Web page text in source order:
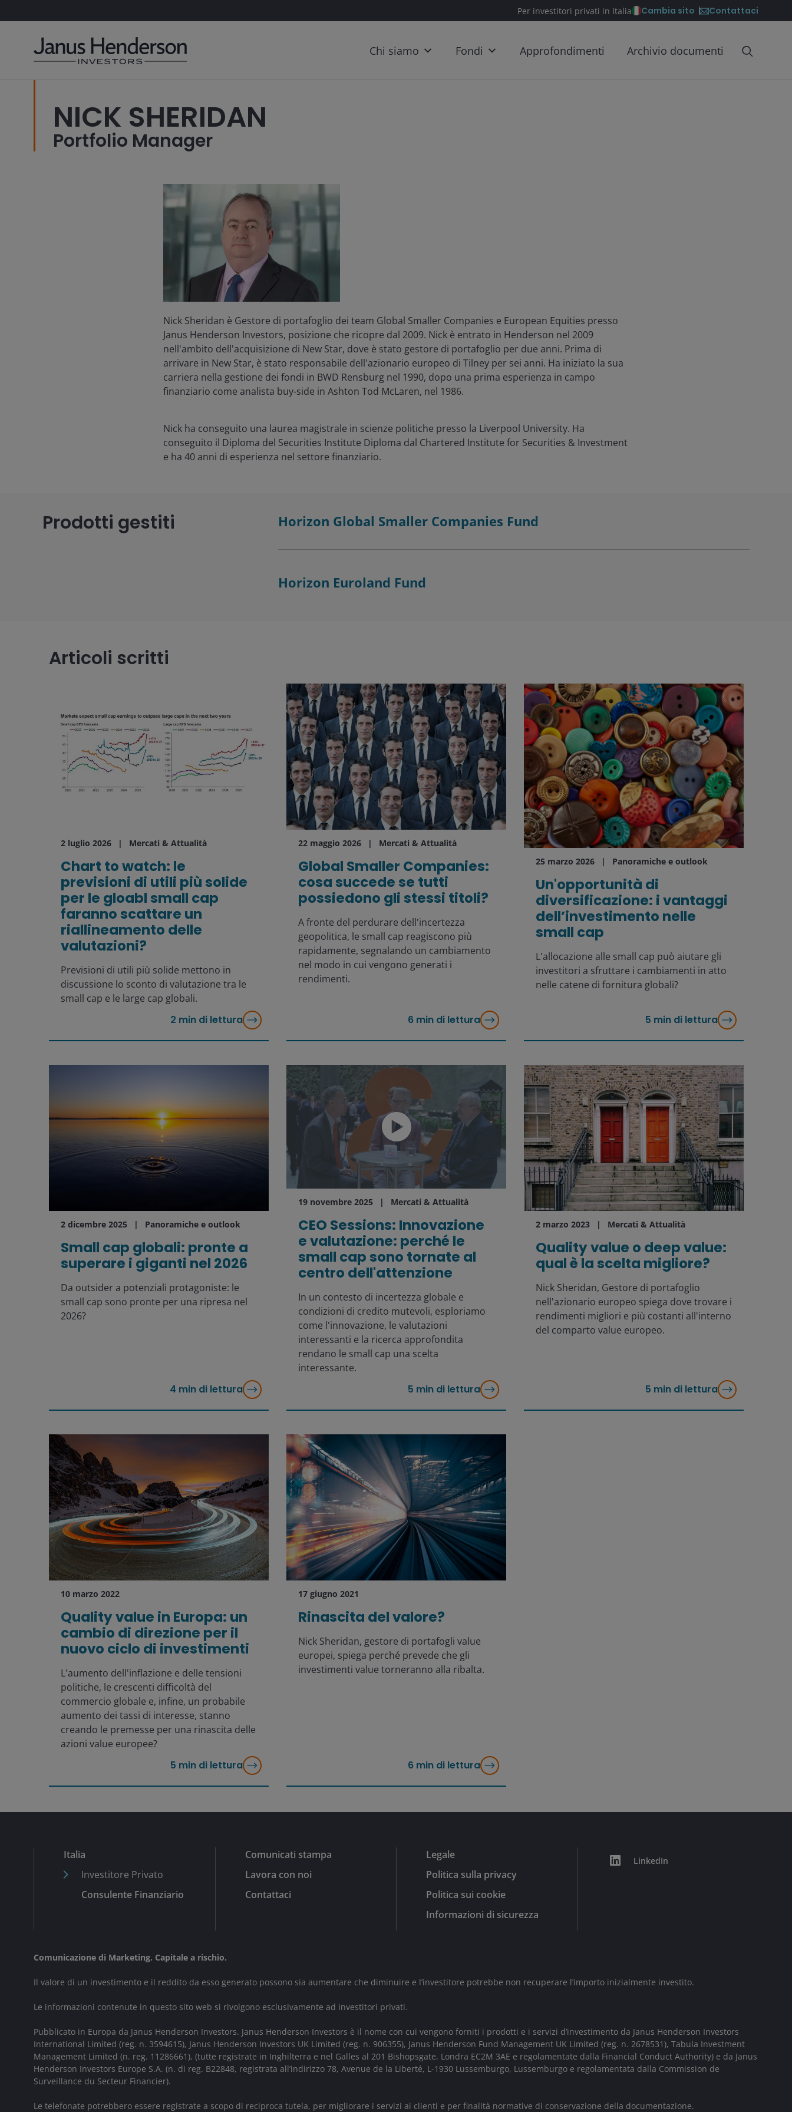
Per investitori privati in Italia Cambia sito Contattaci
Chi siamo Fondi Approfondimenti Archivio documenti
NICK SHERIDAN
Portfolio Manager
Nick Sheridan è Gestore di portafoglio dei team Global Smaller Companies e European Equities presso
Janus Henderson Investors, posizione che ricopre dal 2009. Nick è entrato in Henderson nel 2009
nell'ambito dell'acquisizione di New Star, dove è stato gestore di portafoglio per due anni. Prima di
arrivare in New Star, è stato responsabile dell'azionario europeo di Tilney per sei anni. Ha iniziato la sua
carriera nella gestione dei fondi in BWD Rensburg nel 1990, dopo una prima esperienza in campo
finanziario come analista buy-side in Ashton Tod McLaren, nel 1986.
Nick ha conseguito una laurea magistrale in scienze politiche presso la Liverpool University. Ha
conseguito il Diploma del Securities Institute Diploma dal Chartered Institute for Securities & Investment
e ha 40anni di esperienza nel settore finanziario.
Prodotti gestiti Horizon Global Smaller Companies Fund
Horizon Euroland Fund
Articoli scritti
2 luglio 2026 Mercati & Attualità
Chart to watch: le
previsioni di utili più solide
per le gloabl small cap
faranno scattare un
riallineamento delle
valutazioni?
Previsioni di utili più solide mettono in
discussione lo sconto di valutazione tra le
small cap e le large cap globali.
2 min di lettura
22 maggio 2026 Mercati & Attualità
Global Smaller Companies:
cosa succede se tutti
possiedono gli stessi titoli?
A fronte del perdurare dell'incertezza
geopolitica, le small cap reagiscono più
rapidamente, segnalando un cambiamento
nel modo in cui vengono generati i
rendimenti.
6 min di lettura
25 marzo 2026 Panoramiche e outlook
Un'opportunità di
diversificazione: i vantaggi
dell’investimento nelle
small cap
L'allocazione alle small cap può aiutare gli
investitori a sfruttare i cambiamenti in atto
nelle catene di fornitura globali?
5 min di lettura
2 dicembre 2025 Panoramiche e outlook
Small cap globali: pronte a
superare i giganti nel 2026
Da outsider a potenziali protagoniste: le
small cap sono pronte per una ripresa nel
2026?
4 min di lettura
19 novembre 2025 Mercati & Attualità
CEO Sessions: Innovazione
e valutazione: perché le
small cap sono tornate al
centro dell'attenzione
In un contesto di incertezza globale e
condizioni di credito mutevoli, esploriamo
come l'innovazione, le valutazioni
interessanti e la ricerca approfondita
rendano le small cap una scelta
interessante.
5 min di lettura
2 marzo 2023 Mercati & Attualità
Quality value o deep value:
qual è la scelta migliore?
Nick Sheridan, Gestore di portafoglio
nell'azionario europeo spiega dove trovare i
rendimenti migliori e più costanti all'interno
del comparto value europeo.
5 min di lettura
10 marzo 2022
Quality value in Europa: un
cambio di direzione per il
nuovo ciclo di investimenti
L'aumento dell'inflazione e delle tensioni
politiche, le crescenti difficoltà del
commercio globale e, infine, un probabile
aumento dei tassi di interesse, stanno
creando le premesse per una rinascita delle
azioni value europee?
5 min di lettura
17 giugno 2021
Rinascita del valore?
Nick Sheridan, gestore di portafogli value
europei, spiega perché prevede che gli
investimenti value torneranno alla ribalta.
6 min di lettura
Italia
Investitore Privato
Consulente Finanziario
Comunicati stampa
Lavora con noi
Contattaci
Legale
Politica sulla privacy
Politica sui cookie
Informazioni di sicurezza
LinkedIn
Comunicazione di Marketing. Capitale a rischio.
Il valore di un investimento e il reddito da esso generato possono sia aumentare che diminuire e l’investitore potrebbe non recuperare l’importo inizialmente investito.
Le informazioni contenute in questo sito web si rivolgono esclusivamente ad investitori privati.
Pubblicato in Europa da Janus Henderson Investors. Janus Henderson Investors è il nome con cui vengono forniti i prodotti e i servizi d’investimento da Janus Henderson Investors
International Limited (reg. n. 3594615), Janus Henderson Investors UK Limited (reg. n. 906355), Janus Henderson Fund Management UK Limited (reg. n. 2678531), Tabula Investment
Management Limited (n. reg. 11286661), (tutte registrate in Inghilterra e nel Galles al 201 Bishopsgate, Londra EC2M 3AE e regolamentate dalla Financial Conduct Authority) e da Janus
Henderson Investors Europe S.A. (n. di reg. B22848, registrata all’indirizzo 78, Avenue de la Liberté, L-1930 Lussemburgo, Lussemburgo e regolamentata dalla Commission de
Surveillance du Secteur Financier).
Le telefonate potrebbero essere registrate a scopo di reciproca tutela, per migliorare i servizi ai clienti e per finalità normative di conservazione della documentazione.